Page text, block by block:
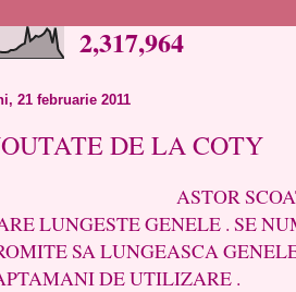
2,317,964
21 februarie 2011
DE LA COTY
SCOATE PE
LUNGESTE GENELE . SE
SA LUNGEASCA
DE UTILIZARE .